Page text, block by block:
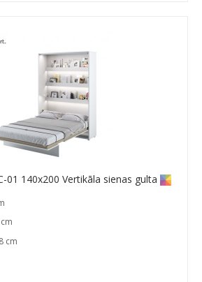
01 140x200 Vertikāla sienas gulta
cm